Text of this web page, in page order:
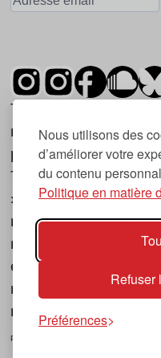
Nous utilisons des
d’améliorer votre
du contenu
Politique en matière
Refuser
Préférences
Tsugi est un mensuel
musique et les
première parution
Tsugi en japonais
», ce qui correspond
magazine, à l’affût
musicales, qu’elles
électronique, du rock
nouveaux
musique.
POLITIQUE DE COOKIES (UE)